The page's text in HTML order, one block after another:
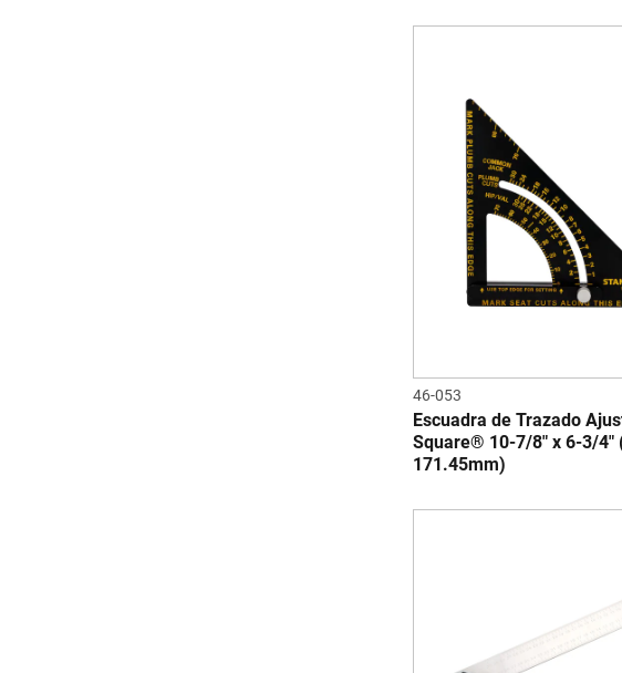
46-053
Escuadra de Trazado
Square® 10-7/8" x 6-3/4"
171.45mm)